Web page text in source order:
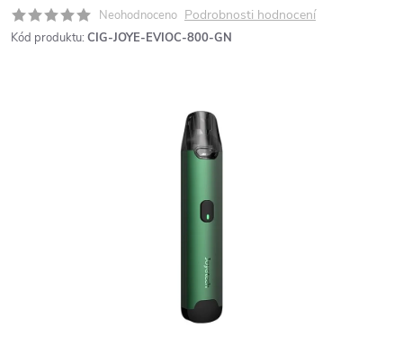
Neohodnoceno Podrobnosti hodnocení
Kód produktu: CIG-JOYE-EVIOC-800-GN